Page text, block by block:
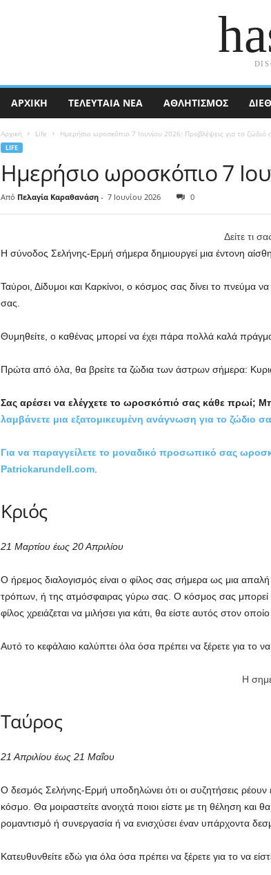
ΑΡΧΙΚΉ ΤΕΛΕΥΤΑΊΑ ΝΈΑ ΑΘΛΗΤΙΣΜΟΣ
Αρχική Life Ημερήσιο ωροσκόπιο 7 Ιουνίου 2026: Προβλέψεις για το ζώδιό
LIFE
Ημερήσιο ωροσκόπιο 7
Από Πελαγία Καραθανάση - 7 Ιουνίου 2026 0
Δείτε τι
Η σύνοδος Σελήνης-Ερμή σήμερα δημιουργεί μια έντονη
Ταύροι, Δίδυμοι και Καρκίνοι, ο κόσμος σας δίνει το πνεύμα να
σας.
Θυμηθείτε, ο καθένας μπορεί να έχει πάρα πολλά καλά
Πρώτα από όλα, θα βρείτε τα ζώδια των άστρων σήμερα:
Σας αρέσει να ελέγχετε το ωροσκόπιό σας κάθε πρωί;
λαμβάνετε μια εξατομικευμένη ανάγνωση για το ζώδιο
Για να παραγγείλετε το μοναδικό προσωπικό σας
Patrickarundell.com.
Κριός
21 Μαρτίου έως 20 Απριλίου
Ο ήρεμος διαλογισμός είναι ο φίλος σας σήμερα ως μια
τρόπων, ή της ατμόσφαιρας γύρω σας. Ο κόσμος σας μπορεί
φίλος χρειάζεται να μιλήσει για κάτι, θα είστε αυτός στον
Αυτό το κεφάλαιο καλύπτει όλα όσα πρέπει να ξέρετε για το να
Η
Ταύρος
21 Απριλίου έως 21 Μαΐου
Ο δεσμός Σελήνης-Ερμή υποδηλώνει ότι οι συζητήσεις ρέουν
κόσμο. Θα μοιραστείτε ανοιχτά ποιοι είστε με τη θέληση και
ρομαντισμό ή συνεργασία ή να ενισχύσει έναν υπάρχοντα
Κατευθυνθείτε εδώ για όλα όσα πρέπει να ξέρετε για το να